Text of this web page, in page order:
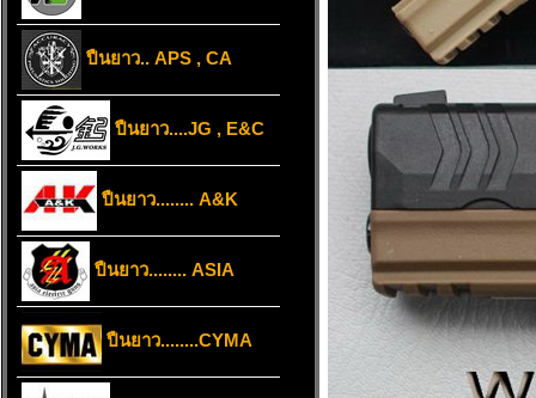
ปืนยาว.. APS , CA
ปืนยาว....JG , E&C
ปืนยาว........ A&K
ปืนยาว........ ASIA
ปืนยาว........CYMA